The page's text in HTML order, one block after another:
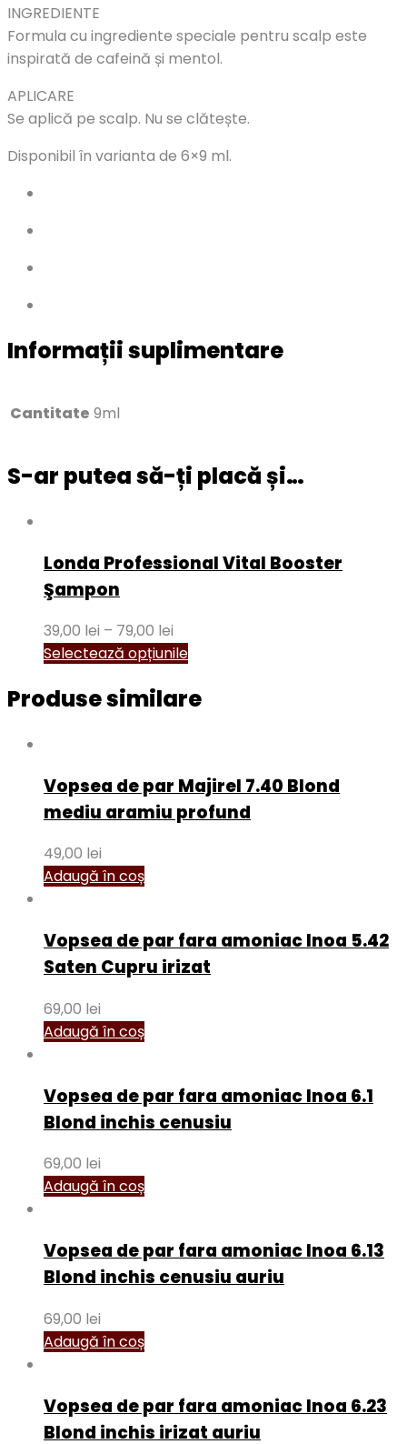
INGREDIENTE
Formula cu ingrediente speciale pentru scalp este
inspirată de cafeină și mentol.
APLICARE
Se aplică pe scalp. Nu se clătește.
Disponibil în varianta de 6×9 ml.
Informații suplimentare
Cantitate 9ml
S-ar putea să-ți placă și…
Londa Professional Vital Booster
Şampon
39,00 lei – 79,00 lei
Selectează opțiunile
Produse similare
Vopsea de par Majirel 7.40 Blond
mediu aramiu profund
49,00 lei
Adaugă în coș
Vopsea de par fara amoniac Inoa 5.42
Saten Cupru irizat
69,00 lei
Adaugă în coș
Vopsea de par fara amoniac Inoa 6.1
Blond inchis cenusiu
69,00 lei
Adaugă în coș
Vopsea de par fara amoniac Inoa 6.13
Blond inchis cenusiu auriu
69,00 lei
Adaugă în coș
Vopsea de par fara amoniac Inoa 6.23
Blond inchis irizat auriu